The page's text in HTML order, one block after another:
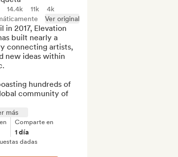
14.4k 11k
4k
Ver original
in 2017, Elevation
built nearly a
connecting artists,
new ideas within
hundreds of
community of
más
Comparte en
1 día
dadas